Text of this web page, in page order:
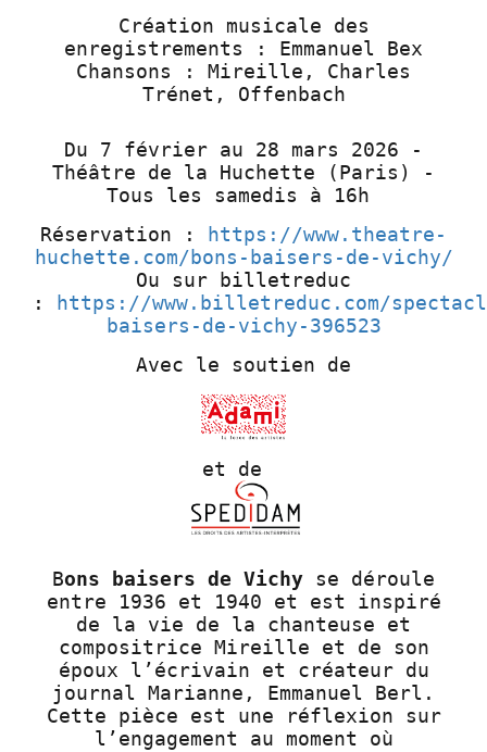
Création musicale des
enregistrements : Emmanuel Bex
Chansons : Mireille, Charles
Trénet, Offenbach
Du 7 février au 28 mars 2026 -
Théâtre de la Huchette (Paris) -
Tous les samedis à 16h
Réservation :
https://www.theatre-
huchette.com/bons-baisers-de-vichy/
Ou sur billetreduc
:
https://www.billetreduc.com/
baisers-de-vichy-396523
Avec le soutien de
et de
Bons baisers de Vichy se déroule
entre 1936 et 1940 et est inspiré
de la vie de la chanteuse et
compositrice Mireille et de son
époux l’écrivain et créateur du
journal Marianne, Emmanuel Berl.
Cette pièce est une réflexion sur
l’engagement au moment où